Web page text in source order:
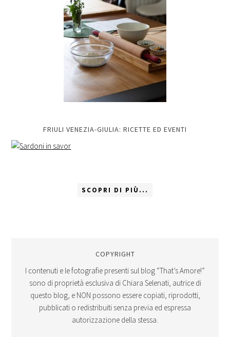
FRIULI VENEZIA-GIULIA: RICETTE ED EVENTI
SCOPRI DI PIÙ...
COPYRIGHT
I contenuti e le fotografie presenti sul blog “That’s Amore!”
sono di proprietà esclusiva di Chiara Selenati, autrice di
questo blog, e NON possono essere copiati, riprodotti,
pubblicati o redistribuiti senza previa ed espressa
autorizzazione della stessa.